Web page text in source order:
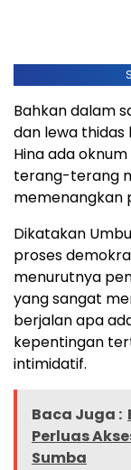
Bahkan dalam
dan lewa
Hina ada
terang-terang
memenangkan
Dikatakan
proses
menurutnya
yang sangat
berjalan apa
kepentingan
intimidatif.
Baca Juga :
Perluas
Sumba